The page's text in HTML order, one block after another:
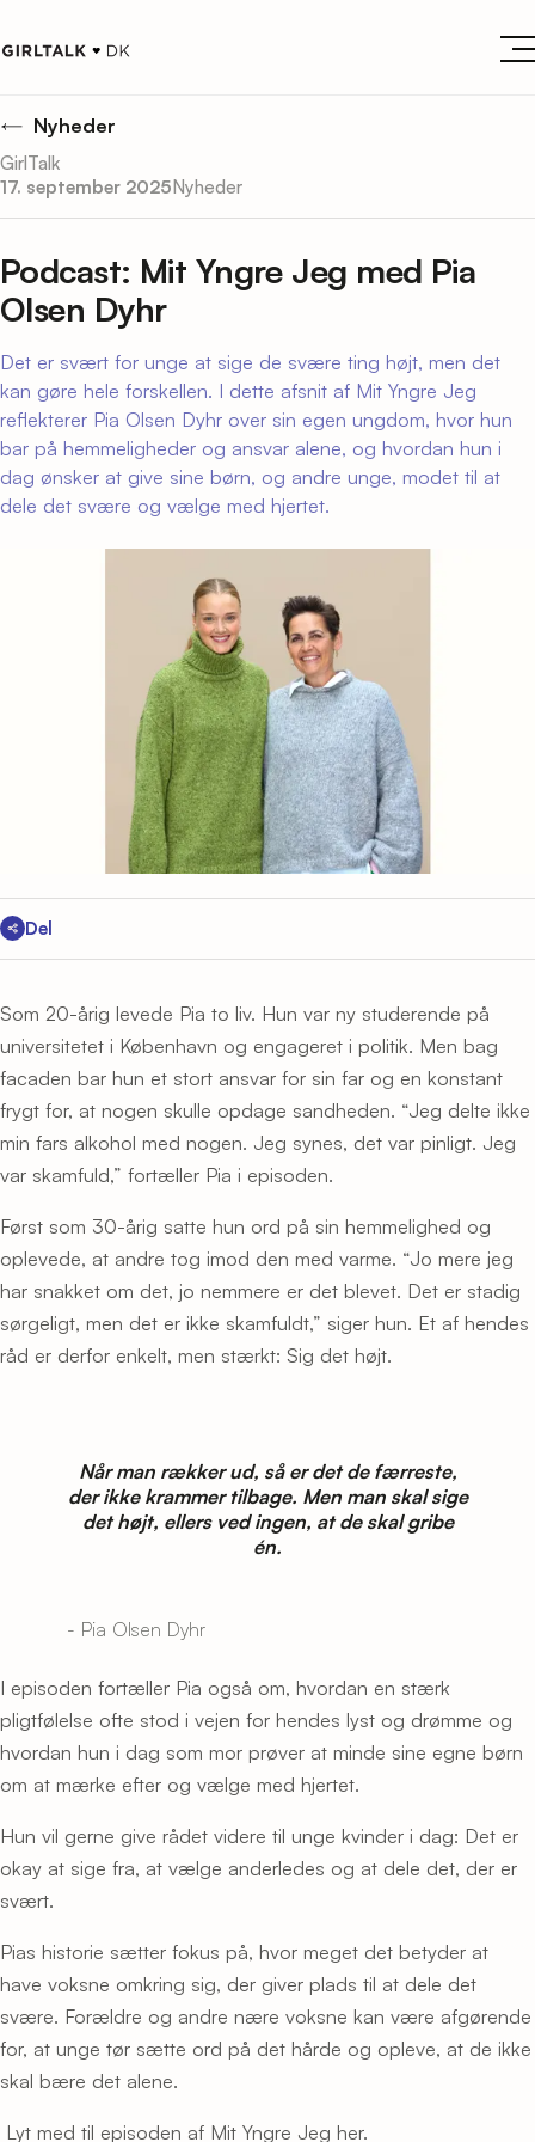
Nyheder
GirlTalk
17. september 2025Nyheder
Podcast: Mit Yngre Jeg med Pia
Olsen Dyhr
Det er svært for unge at sige de svære ting højt, men det
kan gøre hele forskellen. I dette afsnit af Mit Yngre Jeg
reflekterer Pia Olsen Dyhr over sin egen ungdom, hvor hun
bar på hemmeligheder og ansvar alene, og hvordan hun i
dag ønsker at give sine børn, og andre unge, modet til at
dele det svære og vælge med hjertet.
Del
Som 20-årig levede Pia to liv. Hun var ny studerende på
universitetet i København og engageret i politik. Men bag
facaden bar hun et stort ansvar for sin far og en konstant
frygt for, at nogen skulle opdage sandheden. “Jeg delte ikke
min fars alkohol med nogen. Jeg synes, det var pinligt. Jeg
var skamfuld,” fortæller Pia i episoden.
Først som 30-årig satte hun ord på sin hemmelighed og
oplevede, at andre tog imod den med varme. “Jo mere jeg
har snakket om det, jo nemmere er det blevet. Det er stadig
sørgeligt, men det er ikke skamfuldt,” siger hun. Et af hendes
råd er derfor enkelt, men stærkt: Sig det højt.
Når man rækker ud, så er det de færreste,
der ikke krammer tilbage. Men man skal sige
det højt, ellers ved ingen, at de skal gribe
én.
- Pia Olsen Dyhr
I episoden fortæller Pia også om, hvordan en stærk
pligtfølelse ofte stod i vejen for hendes lyst og drømme og
hvordan hun i dag som mor prøver at minde sine egne børn
om at mærke efter og vælge med hjertet.
Hun vil gerne give rådet videre til unge kvinder i dag: Det er
okay at sige fra, at vælge anderledes og at dele det, der er
svært.
Pias historie sætter fokus på, hvor meget det betyder at
have voksne omkring sig, der giver plads til at dele det
svære. Forældre og andre nære voksne kan være afgørende
for, at unge tør sætte ord på det hårde og opleve, at de ikke
skal bære det alene.
Lyt med til episoden af Mit Yngre Jeg her.